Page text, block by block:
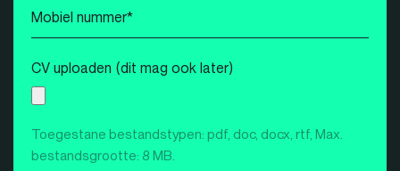
*
Mobiel
nummer
*
CV uploaden (dit mag ook later)
Toegestane bestandstypen: pdf, doc, docx, rtf, Max.
bestandsgrootte: 8 MB.